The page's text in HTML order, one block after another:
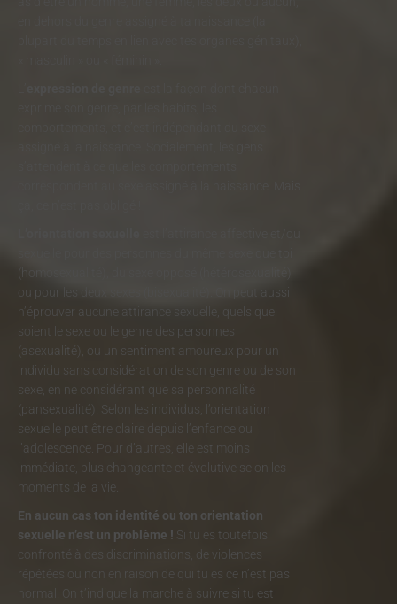
ou pour les deux sexes (bisexualité). On peut aussi
n’éprouver aucune attirance sexuelle, quels que
soient le sexe ou le genre des personnes
(asexualité), ou un sentiment amoureux pour un
individu sans considération de son genre ou de son
sexe, en ne considérant que sa personnalité
(pansexualité). Selon les individus, l’orientation
sexuelle peut être claire depuis l’enfance ou
l’adolescence. Pour d’autres, elle est moins
immédiate, plus changeante et évolutive selon les
moments de la vie.
En aucun cas ton identité ou ton orientation
sexuelle n’est un problème ! Si tu es toutefois
confronté à des discriminations, de violences
répétées ou non en raison de qui tu es ce n’est pas
normal. On t’indique la marche à suivre si tu est